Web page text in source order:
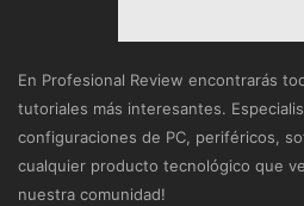
En Profesional Review encontrarás
tutoriales más interesantes.
configuraciones de PC, periféricos,
cualquier producto tecnológico que
nuestra comunidad!